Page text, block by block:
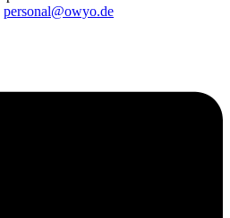
personal@owyo.de